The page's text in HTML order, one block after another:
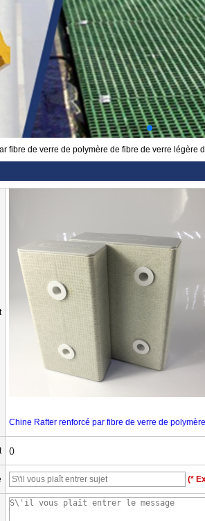
fibre de verre de polymère de fibre de verre légère
Chine Rafter renforcé par fibre de verre de
()
(*